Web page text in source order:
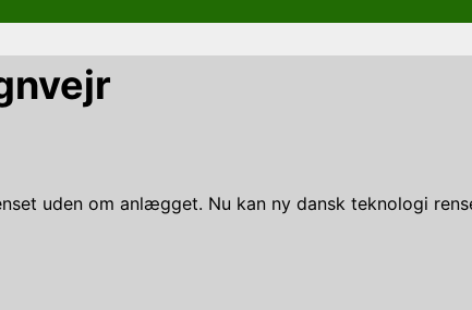
uden om anlægget. Nu kan ny dansk teknologi